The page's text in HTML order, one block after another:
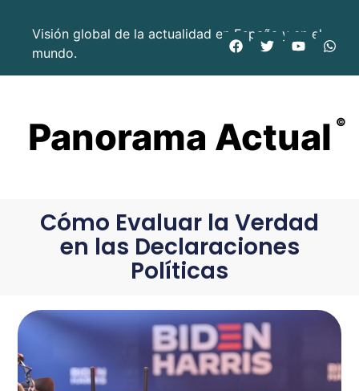
Visión global de la actualidad en España y en el
mundo.
Panorama Actual ©
Cómo Evaluar la Verdad
en las Declaraciones
Políticas